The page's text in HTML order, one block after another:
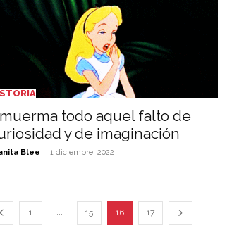
todo aquel falto de
y de imaginación
Blee - 1 diciembre, 2022
1 ... 15 16 17